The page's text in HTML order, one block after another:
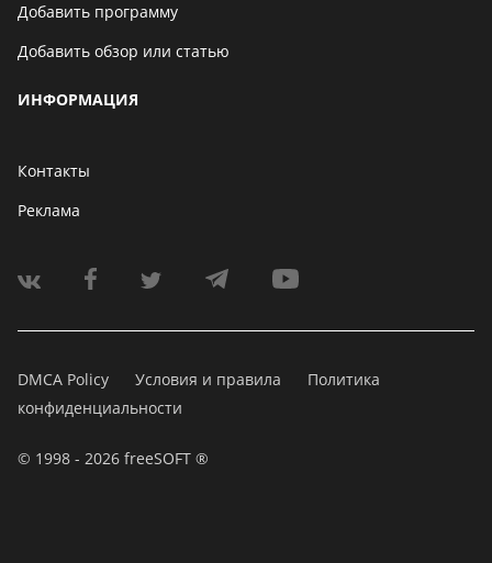
Добавить программу
Добавить обзор или статью
ИНФОРМАЦИЯ
Контакты
Реклама
DMCA Policy Условия и правила
Политика
конфиденциальности
© 1998 - 2026 freeSOFT ®